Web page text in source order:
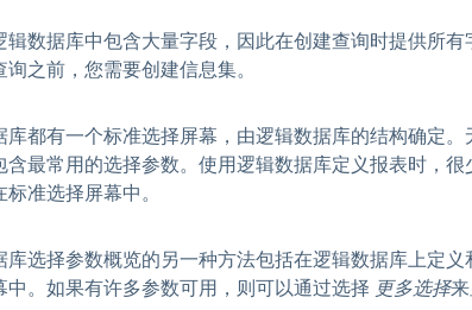
辑数据库中包含大量字段，因此在创建查询时提供所
询之前，您需要创建信息集。
库都有一个标准选择屏幕，由逻辑数据库的结构确定。
含最常用的选择参数。使用逻辑数据库定义报表时，
准选择屏幕中。
库选择参数概览的另一种方法包括在逻辑数据库上定
中。如果有许多参数可用，则可以通过选择 更多选择来